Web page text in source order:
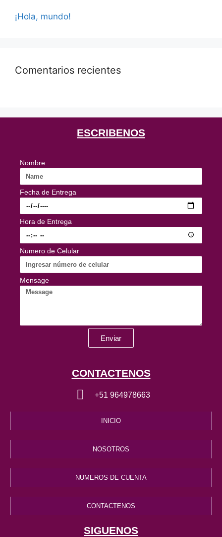
¡Hola, mundo!
Comentarios recientes
ESCRIBENOS
Nombre
Fecha de Entrega
Hora de Entrega
Numero de Celular
Mensage
Enviar
CONTACTENOS
+51 964978663
INICIO
NOSOTROS
NUMEROS DE CUENTA
CONTACTENOS
SIGUENOS